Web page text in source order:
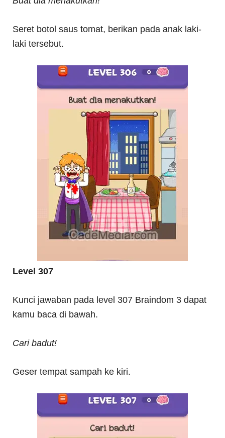
Seret botol saus tomat, berikan pada anak laki-
laki tersebut.
Level 307
Kunci jawaban pada level 307 Braindom 3 dapat
kamu baca di bawah.
Cari badut!
Geser tempat sampah ke kiri.